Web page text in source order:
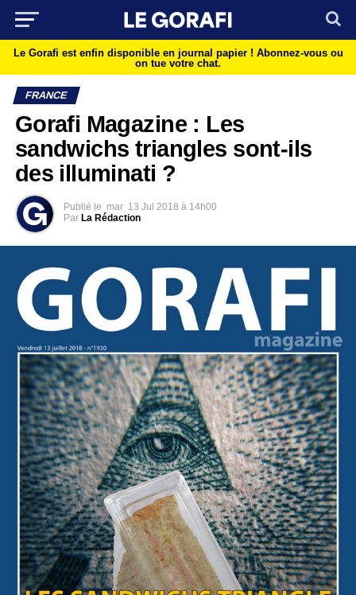
Le Gorafi est enfin disponible en journal papier ! Abonnez-vous ou
on tue votre chat.
FRANCE
Gorafi Magazine : Les
sandwichs triangles sont-ils
des illuminati ?
Publié le mar 13 Jul 2018 à 14h00
Par La Rédaction